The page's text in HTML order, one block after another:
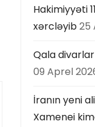
Hakimiyyəti
xərcləyib25
Qala
09 Aprel
İranın yeni
Xamenei